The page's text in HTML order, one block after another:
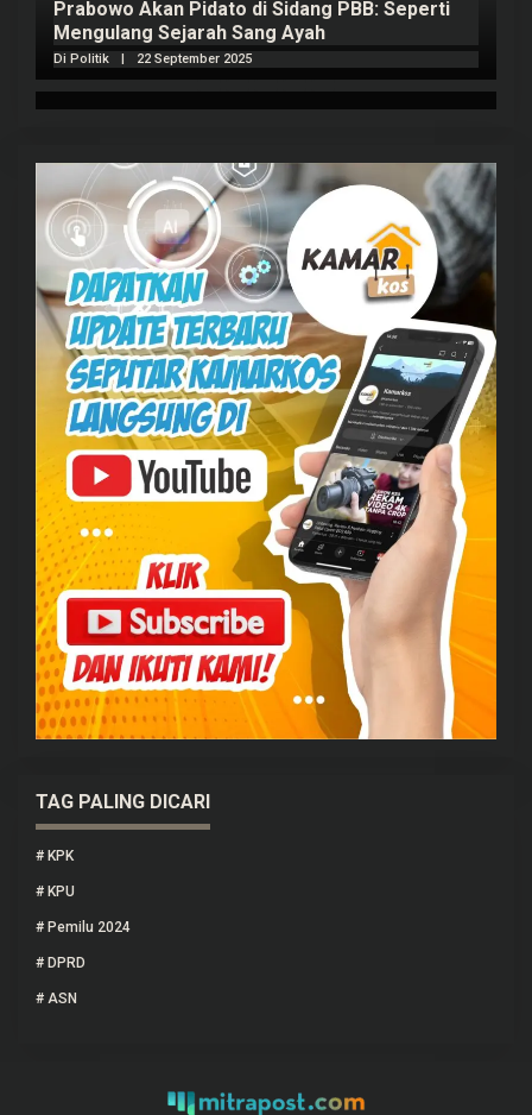
Prabowo Akan Pidato di Sidang PBB: Seperti
Mengulang Sejarah Sang Ayah
Di Politik 22 September 2025
TAG PALING DICARI
# KPK
# KPU
# Pemilu 2024
# DPRD
# ASN